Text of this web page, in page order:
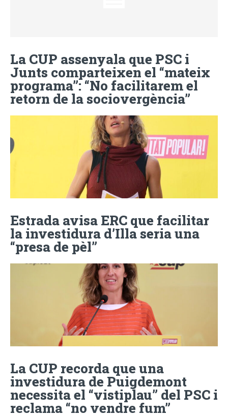
La CUP assenyala que PSC i
Junts comparteixen el “mateix
programa”: “No facilitarem el
retorn de la sociovergència”
Estrada avisa ERC que facilitar
la investidura d’Illa seria una
“presa de pèl”
La CUP recorda que una
investidura de Puigdemont
necessita el “vistiplau” del PSC i
reclama “no vendre fum”